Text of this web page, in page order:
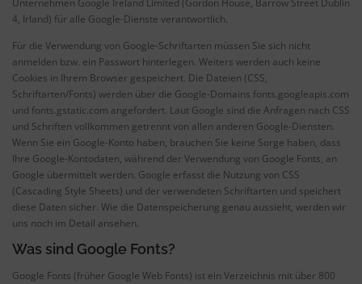
4, Irland) für alle Google-Dienste verantwortlich.
Für die Verwendung von Google-Schriftarten müssen Sie sich nicht
anmelden bzw. ein Passwort hinterlegen. Weiters werden auch keine
Cookies in Ihrem Browser gespeichert. Die Dateien (CSS,
Schriftarten/Fonts) werden über die Google-Domains fonts.googleapis.com
und fonts.gstatic.com angefordert. Laut Google sind die Anfragen nach CSS
und Schriften vollkommen getrennt von allen anderen Google-Diensten.
Wenn Sie ein Google-Konto haben, brauchen Sie keine Sorge haben, dass
Ihre Google-Kontodaten, während der Verwendung von Google Fonts, an
Google übermittelt werden. Google erfasst die Nutzung von CSS
(Cascading Style Sheets) und der verwendeten Schriftarten und speichert
diese Daten sicher. Wie die Datenspeicherung genau aussieht, werden wir
uns noch im Detail ansehen.
Was sind Google Fonts?
Google Fonts (früher Google Web Fonts) ist ein Verzeichnis mit über 800